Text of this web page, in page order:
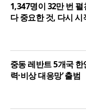
1,347명이 32만 번
다 중요한 것, 다시 시
중동 레반트 5개국 한
력·비상 대응망’ 출범